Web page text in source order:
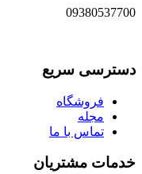
09380537700
دسترسی سریع
فروشگاه
مجله
تماس با ما
خدمات مشتریان